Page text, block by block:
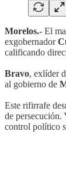
Morelos.- El
exgobernador
calificando
Bravo, exlíder
al gobierno de
Este rifirrafe
de persecución.
control político